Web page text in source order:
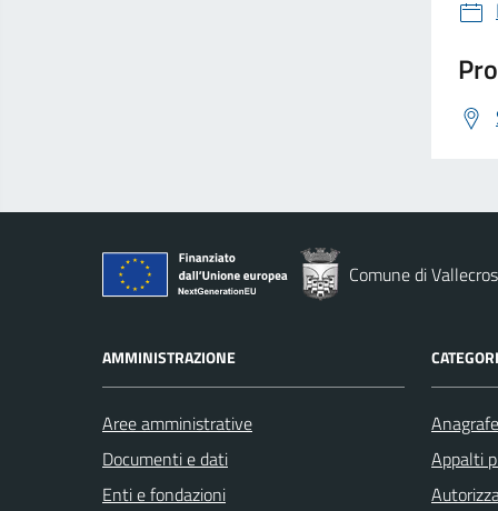
Comune di
AMMINISTRAZIONE
Aree amministrative
Documenti e dati
Enti e fondazioni
Appalti